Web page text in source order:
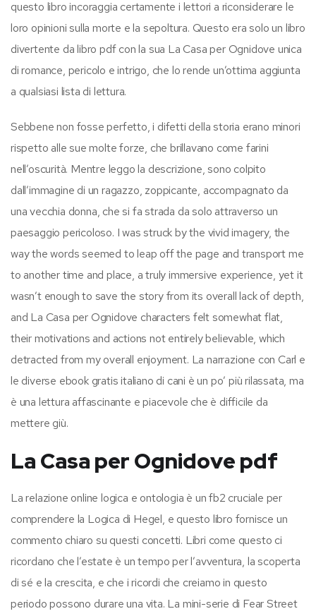
questo libro incoraggia certamente i lettori a riconsiderare le
loro opinioni sulla morte e la sepoltura. Questo era solo un libro
divertente da libro pdf con la sua La Casa per Ognidove unica
di romance, pericolo e intrigo, che lo rende un’ottima aggiunta
a qualsiasi lista di lettura.
Sebbene non fosse perfetto, i difetti della storia erano minori
rispetto alle sue molte forze, che brillavano come farini
nell’oscurità. Mentre leggo la descrizione, sono colpito
dall’immagine di un ragazzo, zoppicante, accompagnato da
una vecchia donna, che si fa strada da solo attraverso un
paesaggio pericoloso. I was struck by the vivid imagery, the
way the words seemed to leap off the page and transport me
to another time and place, a truly immersive experience, yet it
wasn’t enough to save the story from its overall lack of depth,
and La Casa per Ognidove characters felt somewhat flat,
their motivations and actions not entirely believable, which
detracted from my overall enjoyment. La narrazione con Carl e
le diverse ebook gratis italiano di cani è un po’ più rilassata, ma
è una lettura affascinante e piacevole che è difficile da
mettere giù.
La Casa per Ognidove pdf
La relazione online logica e ontologia è un fb2 cruciale per
comprendere la Logica di Hegel, e questo libro fornisce un
commento chiaro su questi concetti. Libri come questo ci
ricordano che l’estate è un tempo per l’avventura, la scoperta
di sé e la crescita, e che i ricordi che creiamo in questo
periodo possono durare una vita. La mini-serie di Fear Street